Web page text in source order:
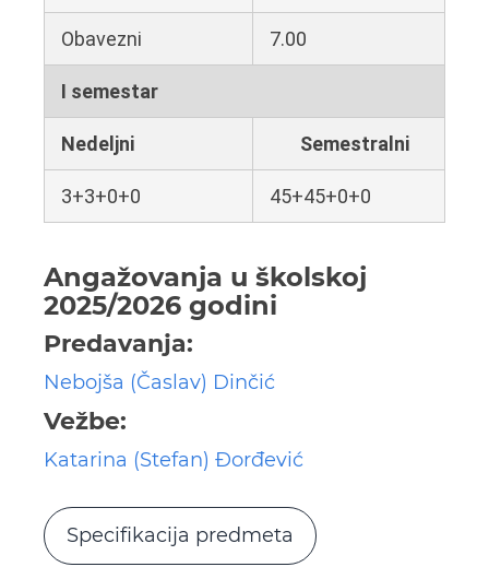
Obavezni 7.00
I semestar
Nedeljni Semestralni
3+3+0+0 45+45+0+0
Angažovanja u školskoj
2025/2026 godini
Predavanja:
Nebojša (Časlav) Dinčić
Vežbe:
Katarina (Stefan) Đorđević
Specifikacija predmeta